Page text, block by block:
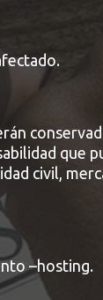
que
civil,
–hosting.